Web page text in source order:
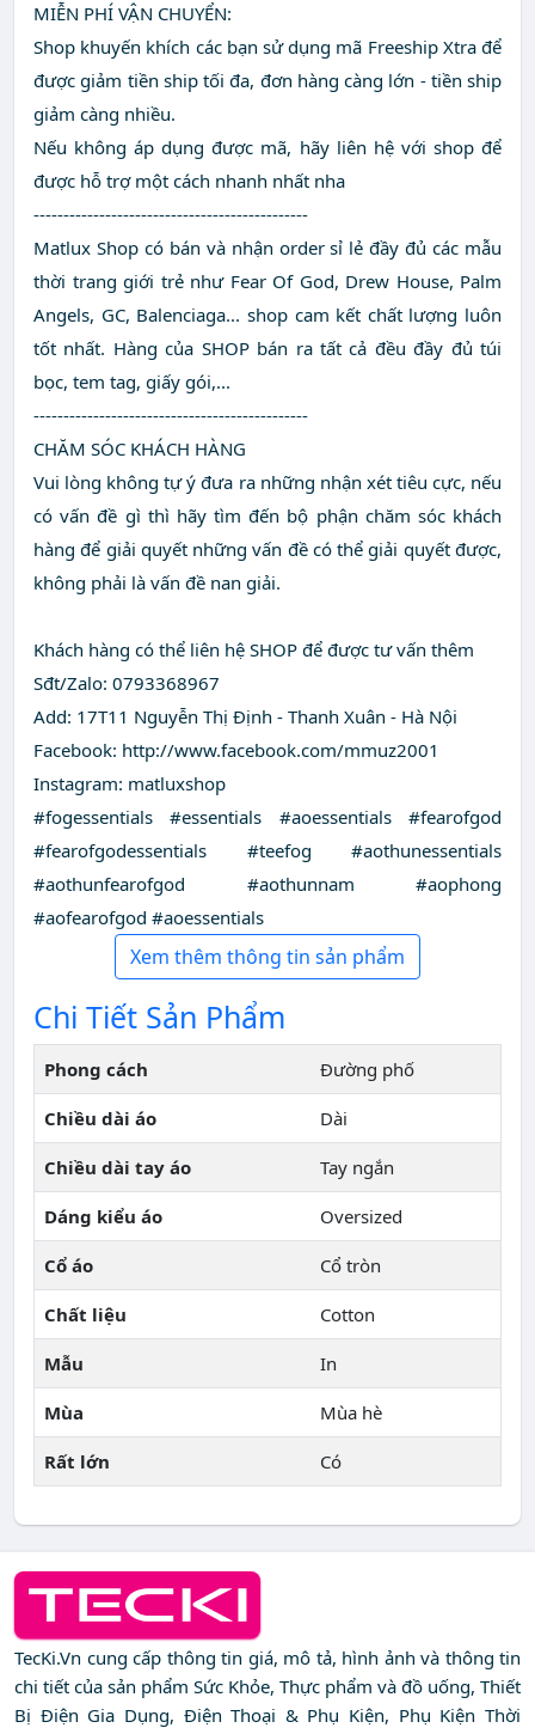
MIỄN PHÍ VẬN CHUYỂN:
Shop khuyến khích các bạn sử dụng mã Freeship Xtra để
được giảm tiền ship tối đa, đơn hàng càng lớn - tiền ship
giảm càng nhiều.
Nếu không áp dụng được mã, hãy liên hệ với shop để
được hỗ trợ một cách nhanh nhất nha
----------------------------------------------
Matlux Shop có bán và nhận order sỉ lẻ đầy đủ các mẫu
thời trang giới trẻ như Fear Of God, Drew House, Palm
Angels, GC, Balenciaga... shop cam kết chất lượng luôn
tốt nhất. Hàng của SHOP bán ra tất cả đều đầy đủ túi
bọc, tem tag, giấy gói,...
----------------------------------------------
CHĂM SÓC KHÁCH HÀNG
Vui lòng không tự ý đưa ra những nhận xét tiêu cực, nếu
có vấn đề gì thì hãy tìm đến bộ phận chăm sóc khách
hàng để giải quyết những vấn đề có thể giải quyết được,
không phải là vấn đề nan giải.
Khách hàng có thể liên hệ SHOP để được tư vấn thêm
Sđt/Zalo: 0793368967
Add: 17T11 Nguyễn Thị Định - Thanh Xuân - Hà Nội
Facebook: http://www.facebook.com/mmuz2001
Instagram: matluxshop
#fogessentials #essentials #aoessentials #fearofgod
#fearofgodessentials #teefog #aothunessentials
#aothunfearofgod #aothunnam #aophong
#aofearofgod #aoessentials
Xem thêm thông tin sản phẩm
Chi Tiết Sản Phẩm
Phong cách Đường phố
Chiều dài áo Dài
Chiều dài tay áo Tay ngắn
Dáng kiểu áo Oversized
Cổ áo Cổ tròn
Chất liệu Cotton
Mẫu In
Mùa Mùa hè
Rất lớn Có
TecKi.Vn cung cấp thông tin giá, mô tả, hình ảnh và thông tin
chi tiết của sản phẩm Sức Khỏe, Thực phẩm và đồ uống, Thiết
Bị Điện Gia Dụng, Điện Thoại & Phụ Kiện, Phụ Kiện Thời